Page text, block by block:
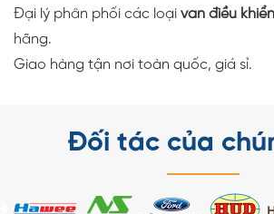
Đại lý phân phối các loại van điều
hãng.
Giao hàng tận nơi toàn quốc, giá sỉ.
Đối tác của